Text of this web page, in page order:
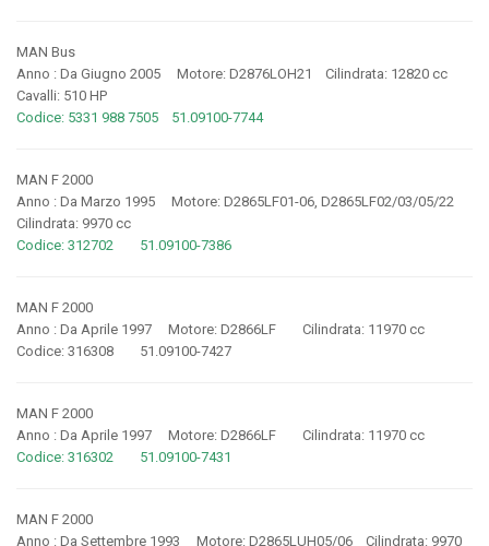
MAN Bus
Anno : Da Giugno 2005 Motore: D2876LOH21 Cilindrata: 12820 cc
Cavalli: 510 HP
Codice: 5331 988 7505 51.09100-7744
MAN F 2000
Anno : Da Marzo 1995 Motore: D2865LF01-06, D2865LF02/03/05/22
Cilindrata: 9970 cc
Codice: 312702 51.09100-7386
MAN F 2000
Anno : Da Aprile 1997 Motore: D2866LF Cilindrata: 11970 cc
Codice: 316308 51.09100-7427
MAN F 2000
Anno : Da Aprile 1997 Motore: D2866LF Cilindrata: 11970 cc
Codice: 316302 51.09100-7431
MAN F 2000
Anno : Da Settembre 1993 Motore: D2865LUH05/06 Cilindrata: 9970